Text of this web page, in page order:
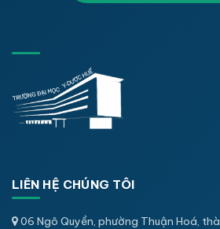
LIÊN HỆ CHÚNG TÔI
06 Ngô Quyền, phường Thuận Hoá,